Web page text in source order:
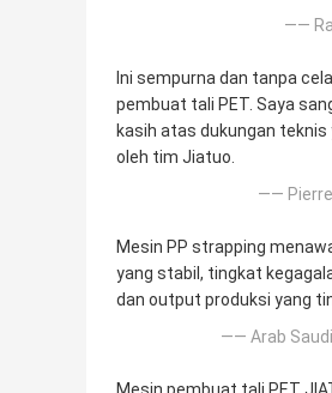
——
Ini sempurna dan tanpa
pembuat tali PET. Saya
kasih atas dukungan teknis
oleh tim Jiatuo.
——
Mesin PP strapping
yang stabil, tingkat
dan output produksi yang
—— Arab